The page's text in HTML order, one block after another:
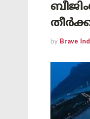
by Brave